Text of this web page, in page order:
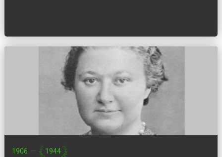
1906 — 1944